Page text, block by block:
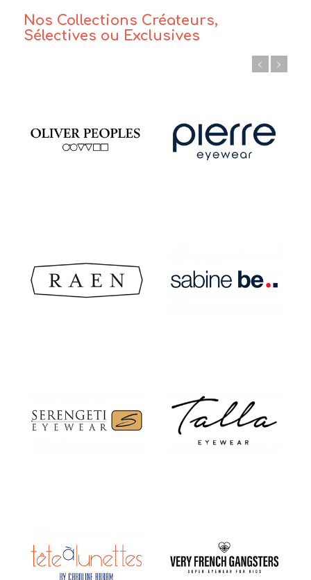
Nos Collections Créateurs,
Sélectives ou Exclusives